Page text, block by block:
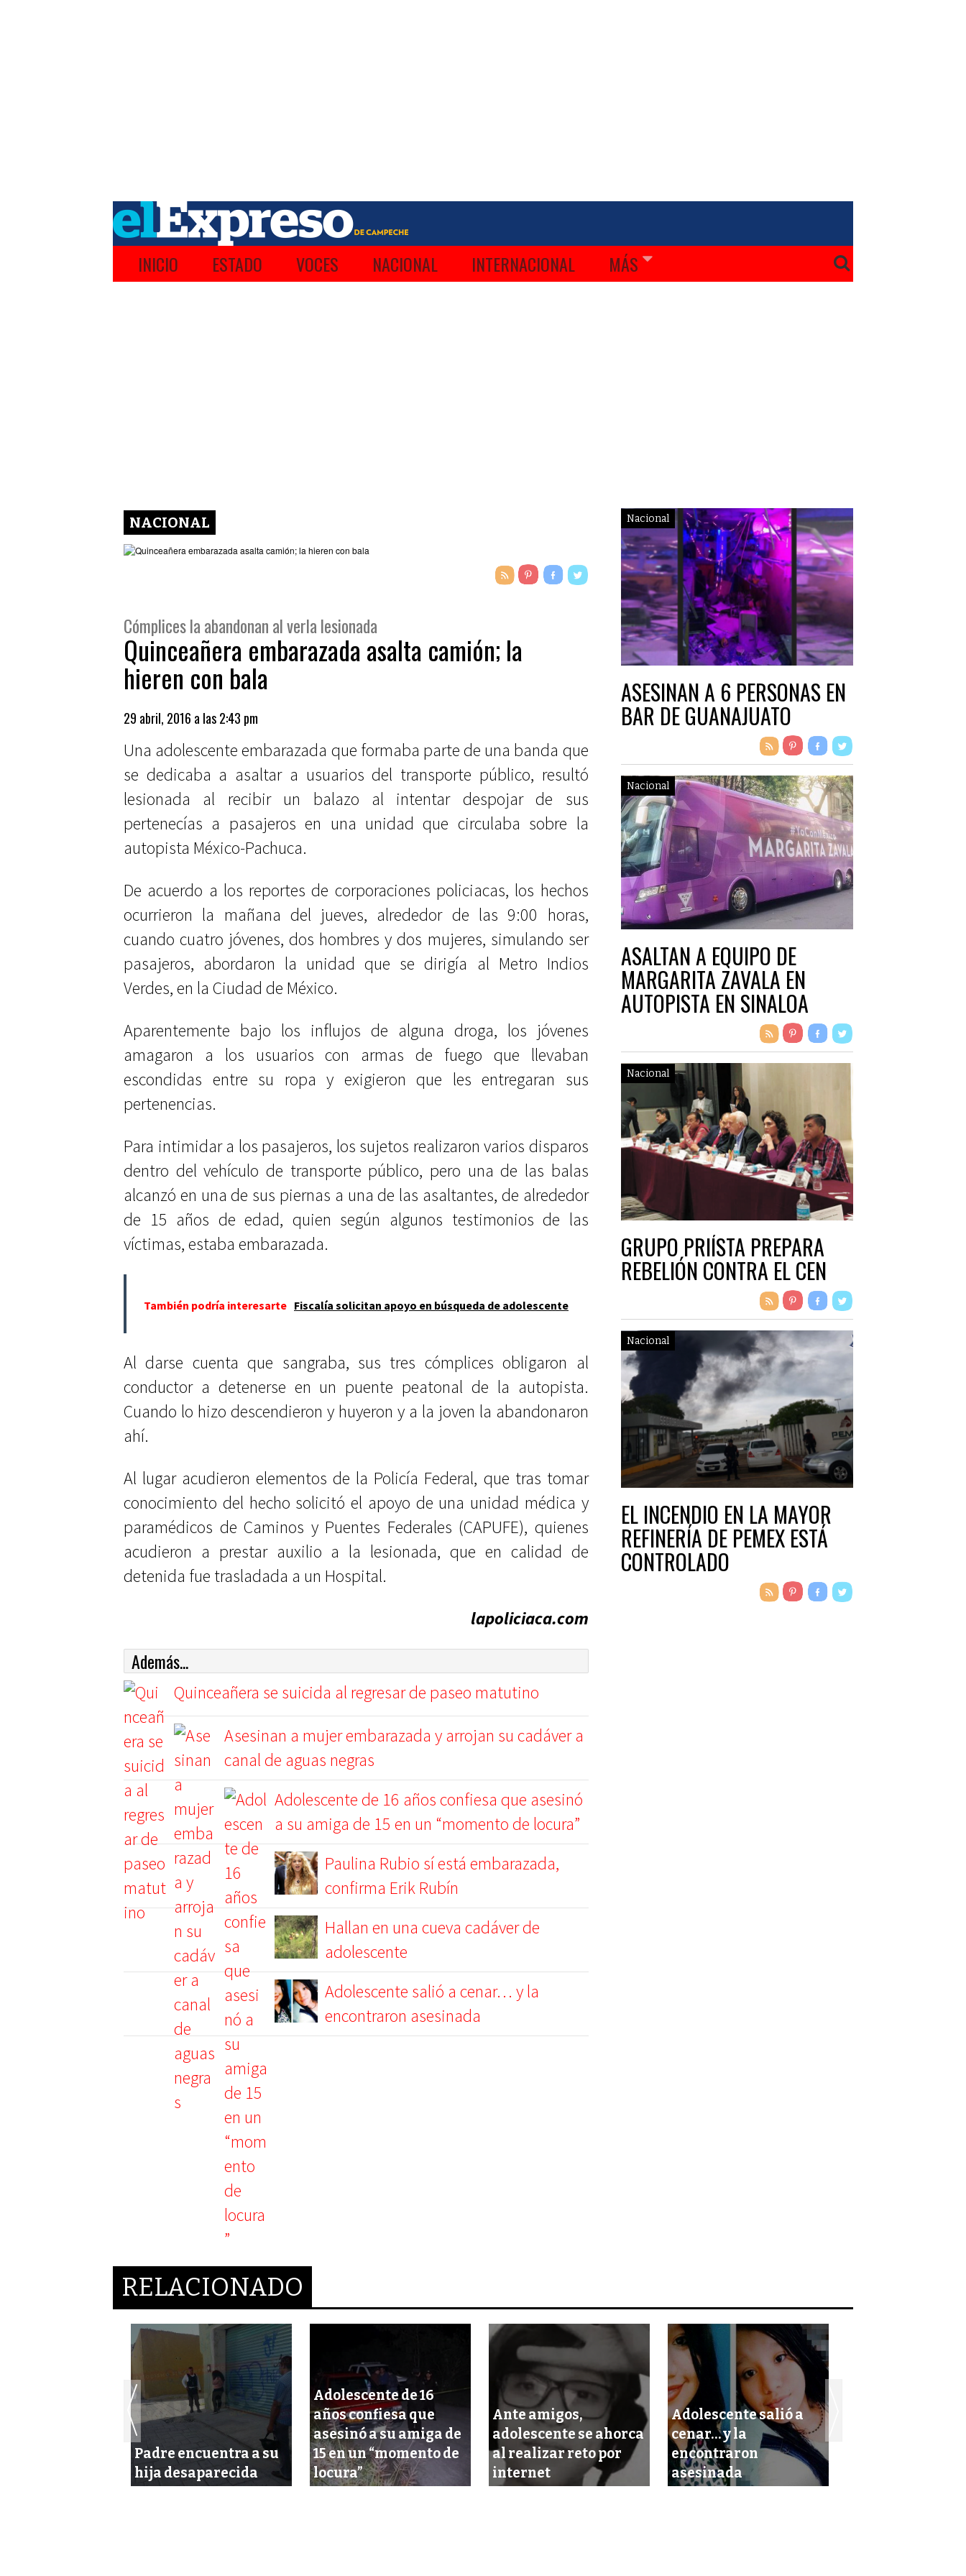
INICIO ESTADO VOCES NACIONAL INTERNACIONAL MÁS
NACIONAL
Cómplices la abandonan al verla lesionada
Quinceañera embarazada asalta camión; la
hieren con bala
29 abril, 2016 a las 2:43 pm
Una adolescente embarazada que formaba parte de una banda que
se dedicaba a asaltar a usuarios del transporte público, resultó
lesionada al recibir un balazo al intentar despojar de sus
pertenecías a pasajeros en una unidad que circulaba sobre la
autopista México-Pachuca.
De acuerdo a los reportes de corporaciones policiacas, los hechos
ocurrieron la mañana del jueves, alrededor de las 9:00 horas,
cuando cuatro jóvenes, dos hombres y dos mujeres, simulando ser
pasajeros, abordaron la unidad que se dirigía al Metro Indios
Verdes, en la Ciudad de México.
Aparentemente bajo los influjos de alguna droga, los jóvenes
amagaron a los usuarios con armas de fuego que llevaban
escondidas entre su ropa y exigieron que les entregaran sus
pertenencias.
Para intimidar a los pasajeros, los sujetos realizaron varios disparos
dentro del vehículo de transporte público, pero una de las balas
alcanzó en una de sus piernas a una de las asaltantes, de alrededor
de 15 años de edad, quien según algunos testimonios de las
víctimas, estaba embarazada.
También podría interesarte Fiscalía solicitan apoyo en búsqueda de adolescente
Al darse cuenta que sangraba, sus tres cómplices obligaron al
conductor a detenerse en un puente peatonal de la autopista.
Cuando lo hizo descendieron y huyeron y a la joven la abandonaron
ahí.
Al lugar acudieron elementos de la Policía Federal, que tras tomar
conocimiento del hecho solicitó el apoyo de una unidad médica y
paramédicos de Caminos y Puentes Federales (CAPUFE), quienes
acudieron a prestar auxilio a la lesionada, que en calidad de
detenida fue trasladada a un Hospital.
lapoliciaca.com
Además...
Quinceañera se suicida al regresar de paseo matutino
Asesinan a mujer embarazada y arrojan su cadáver a
canal de aguas negras
Adolescente de 16 años confiesa que asesinó
a su amiga de 15 en un “momento de locura”
Paulina Rubio sí está embarazada,
confirma Erik Rubín
Hallan en una cueva cadáver de
adolescente
Adolescente salió a cenar… y la
encontraron asesinada
Nacional
ASESINAN A 6 PERSONAS EN
BAR DE GUANAJUATO
Nacional
ASALTAN A EQUIPO DE
MARGARITA ZAVALA EN
AUTOPISTA EN SINALOA
Nacional
GRUPO PRIÍSTA PREPARA
REBELIÓN CONTRA EL CEN
Nacional
EL INCENDIO EN LA MAYOR
REFINERÍA DE PEMEX ESTÁ
CONTROLADO
RELACIONADO
Padre encuentra a su
hija desaparecida
Adolescente de 16
años confiesa que
asesinó a su amiga de
15 en un “momento de
locura”
Ante amigos,
adolescente se ahorca
al realizar reto por
internet
Adolescente salió a
cenar… y la
encontraron
asesinada